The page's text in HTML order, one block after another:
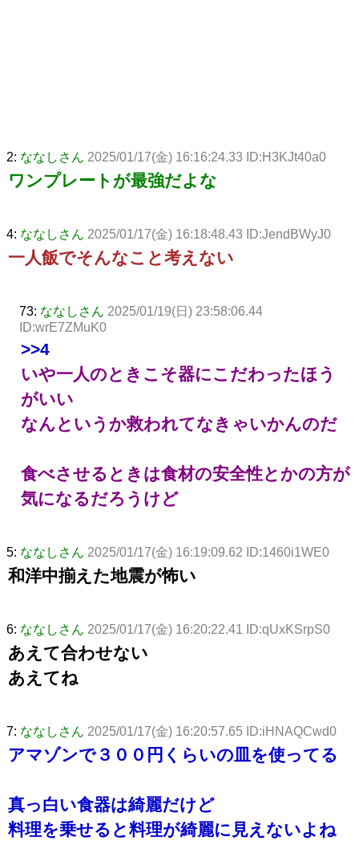
2: ななしさん 2025/01/17(金) 16:16:24.33 ID:H3KJt40a0
ワンプレートが最強だよな
4: ななしさん 2025/01/17(金) 16:18:48.43 ID:JendBWyJ0
一人飯でそんなこと考えない
73: ななしさん 2025/01/19(日) 23:58:06.44
ID:wrE7ZMuK0
>>4
いや一人のときこそ器にこだわったほう
がいい
なんというか救われてなきゃいかんのだ
食べさせるときは食材の安全性とかの方が
気になるだろうけど
5: ななしさん 2025/01/17(金) 16:19:09.62 ID:1460i1WE0
和洋中揃えた地震が怖い
6: ななしさん 2025/01/17(金) 16:20:22.41 ID:qUxKSrpS0
あえて合わせない
あえてね
7: ななしさん 2025/01/17(金) 16:20:57.65 ID:iHNAQCwd0
アマゾンで３００円くらいの皿を使ってる
真っ白い食器は綺麗だけど
料理を乗せると料理が綺麗に見えないよね